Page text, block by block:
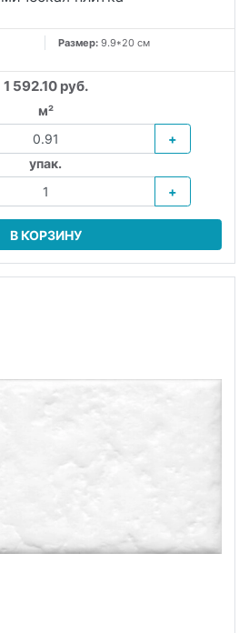
Размер: 9.9*20 см
1 592.10 руб.
м²
+
упак.
+
В КОРЗИНУ